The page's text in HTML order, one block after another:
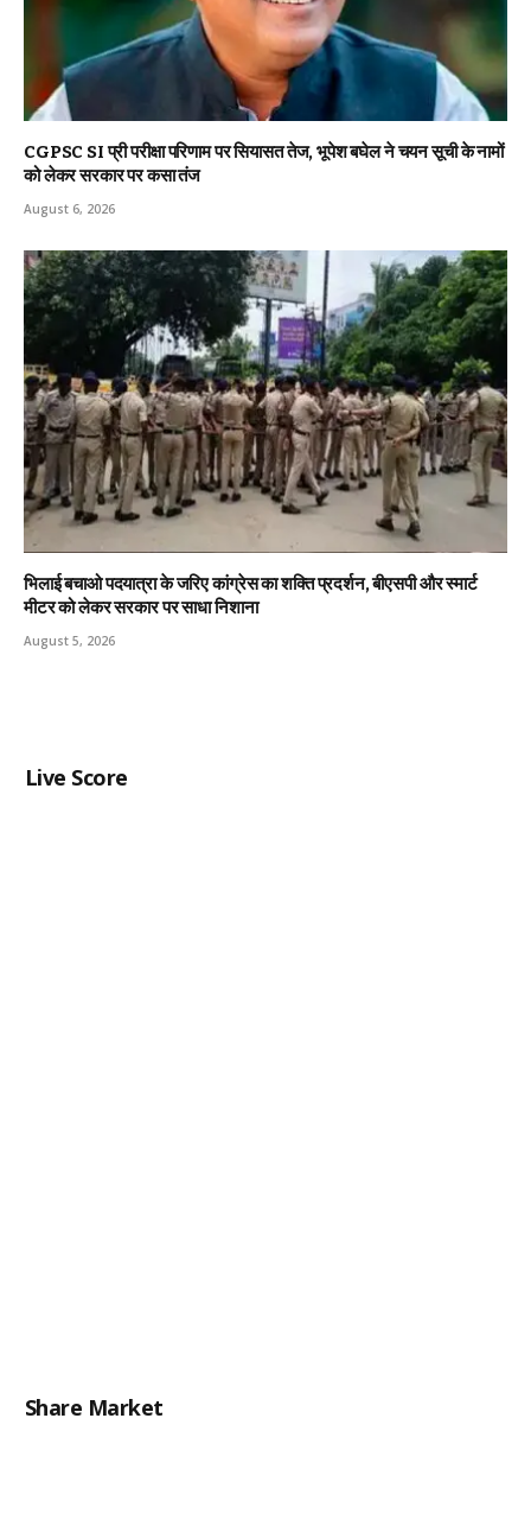
CGPSC SI प्री परीक्षा परिणाम पर सियासत तेज, भूपेश बघेल ने चयन सूची के नामों
को लेकर सरकार पर कसा तंज
August 6, 2026
भिलाई बचाओ पदयात्रा के जरिए कांग्रेस का शक्ति प्रदर्शन, बीएसपी और स्मार्ट
मीटर को लेकर सरकार पर साधा निशाना
August 5, 2026
Live Score
Share Market